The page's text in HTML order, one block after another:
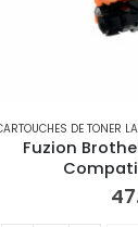
,
CARTOUCHES DE TONER
Fuzion